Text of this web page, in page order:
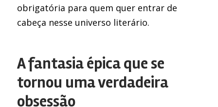
obrigatória para quem quer entrar de
cabeça nesse universo literário.
A fantasia épica que se
tornou uma verdadeira
obsessão